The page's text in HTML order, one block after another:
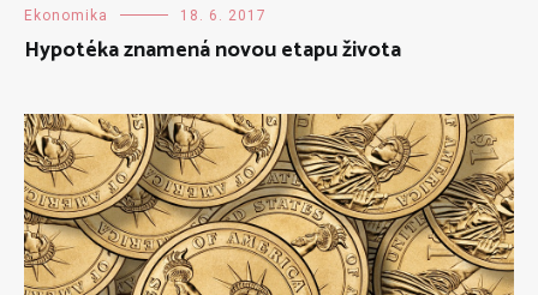
Ekonomika 18. 6. 2017
Hypotéka znamená novou etapu života